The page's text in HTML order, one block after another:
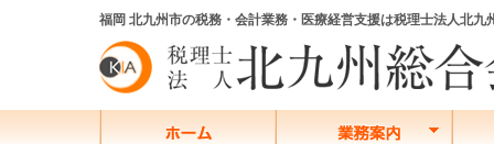
福岡 北九州市の税務・会計業務・医療経営支援は税理士法人北九